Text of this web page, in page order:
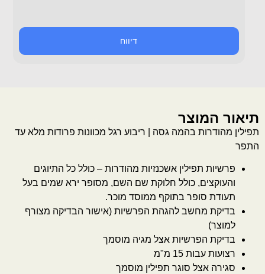
דיווח
תיאור המוצר
תפילין מהודרות בהמה גסה | ריבוע רגל מכוונות פרודות מלא עד
התפר
פרשיות תפילין אשכנזיות מהודרות – כולל כל התיוגים
והעוקצים, כולל חלוקת שם השם, מסופר ירא שמים בעל
תעודת סופר בתוקף ממוסד מוכר.
בדיקת מחשב להגהת הפרשיות (אישור הבדיקה מצורף
למוצר)
בדיקת הפרשיות אצל מגיה מוסמך
רצועות עבות 15 מ"מ
סגירה אצל סוגר תפילין מוסמך